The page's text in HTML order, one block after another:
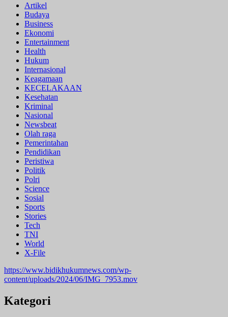
Artikel
Budaya
Business
Ekonomi
Entertainment
Health
Hukum
Internasional
Keagamaan
KECELAKAAN
Kesehatan
Kriminal
Nasional
Newsbeat
Olah raga
Pemerintahan
Pendidikan
Peristiwa
Politik
Polri
Science
Sosial
Sports
Stories
Tech
TNI
World
X-File
https://www.bidikhukumnews.com/wp-
content/uploads/2024/06/IMG_7953.mov
Kategori